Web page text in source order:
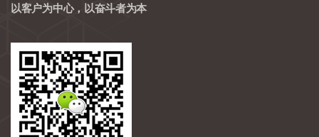
以客户为中心，以奋斗者为本